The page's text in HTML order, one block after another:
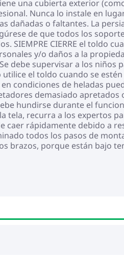
una cubierta exterior
Nunca lo instale en
dañadas o faltantes. La
de que todos los
CIERRE el toldo
y/o daños a la
debe supervisar a los niños
el toldo cuando se
condiciones de heladas
demasiado
hundirse durante el
tela, recurra a los expertos
caer rápidamente debido a
todos los pasos de
brazos, porque están bajo
en edificios y otras